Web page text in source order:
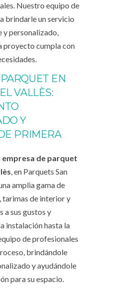
Nuestro equipo de
brindarle un servicio
y personalizado,
proyecto cumpla con
EN
VALLÈS:
Y
PRIMERA
empresa de parquet
, en Parquets San
amplia gama de
tarimas de interior y
a sus gustos y
instalación hasta la
de profesionales
brindándole
y ayudándole
para su espacio.